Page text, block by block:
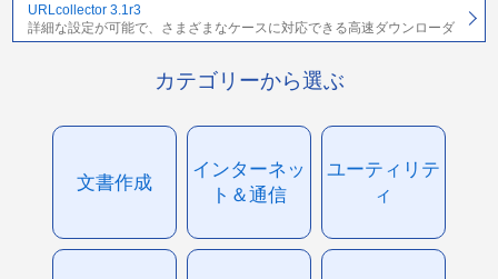
URLcollector 3.1r3
詳細な設定が可能で、さまざまなケースに対応できる高速ダウンローダ
カテゴリーから選ぶ
文書作成
インターネッ
ト＆通信
ユーティリテ
ィ